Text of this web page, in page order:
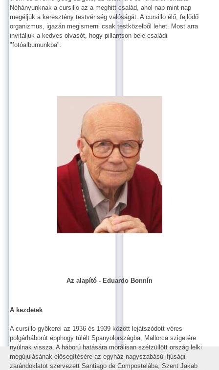
Néhányunknak a cursillo az a meghitt család, ahol nap mint nap
megéljük a keresztény testvériség valóságát. A cursillo élő, fejlődő
organizmus, igazán megismerni csak testközelből lehet. Most arra
invitáljuk a kedves olvasót, hogy pillantson bele családi
"fotóalbumunkba".
Az alapító - Eduardo Bonnín
A kezdetek
A cursillo gyökerei az 1936 és 1939 között lejátszódott véres
polgárháborút épphogy túlélt Spanyolországba, Mallorca szigetére
nyúlnak vissza. A háború hatására morálisan szétzüllött ország lelki
megújulásának elősegítésére az egyház nagyszabású ifjúsági
zarándoklatot szervezett Santiago de Compostelába, Szent Jakab